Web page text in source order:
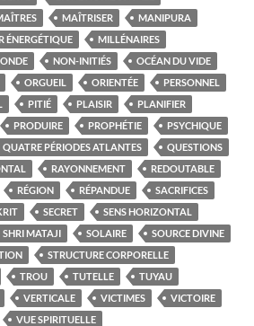
MAÎTRISER
MANIPURA
ÉNERGÉTIQUE
MILLÉNAIRES
NON-INITIÉS
OCÉAN DU VIDE
ORGUEIL ORIENTÉE
PERSONNEL
PITIÉ PLAISIR
PLANIFIER
PRODUIRE PROPHÉTIE
PSYCHIQUE
QUATRE PÉRIODES ATLANTES
QUESTIONS
RAYONNEMENT
REDOUTABLE
RÉGION RÉPANDUE
SACRIFICES
SECRET
SENS HORIZONTAL
SHRI MATAJI SOLAIRE
SOURCE DIVINE
STRUCTURE CORPORELLE
TROU TUTELLE
TUYAU
VERTICALE VICTIMES
VICTOIRE
VUE SPIRITUELLE